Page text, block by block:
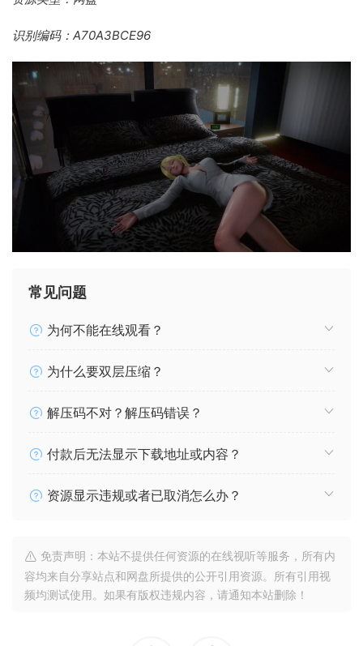
识别编码：A70A3BCE96
常见问题
为何不能在线观看？
为什么要双层压缩？
解压码不对？解压码错误？
付款后无法显示下载地址或内容？
资源显示违规或者已取消怎么办？
免责声明：本站不提供任何资源的在线视听等服务，所有内
容均来自分享站点和网盘所提供的公开引用资源。所有引用视
频均测试使用。如果有版权违规内容，请通知本站删除！